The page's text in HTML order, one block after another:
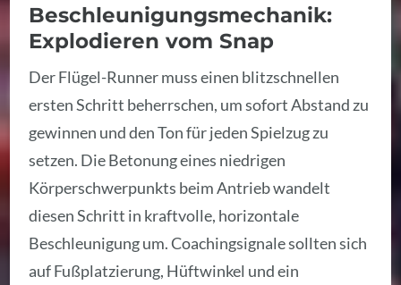
Beschleunigungsmechanik:
Explodieren vom Snap
Der Flügel-Runner muss einen blitzschnellen
ersten Schritt beherrschen, um sofort Abstand zu
gewinnen und den Ton für jeden Spielzug zu
setzen. Die Betonung eines niedrigen
Körperschwerpunkts beim Antrieb wandelt
diesen Schritt in kraftvolle, horizontale
Beschleunigung um. Coachingsignale sollten sich
auf Fußplatzierung, Hüftwinkel und ein